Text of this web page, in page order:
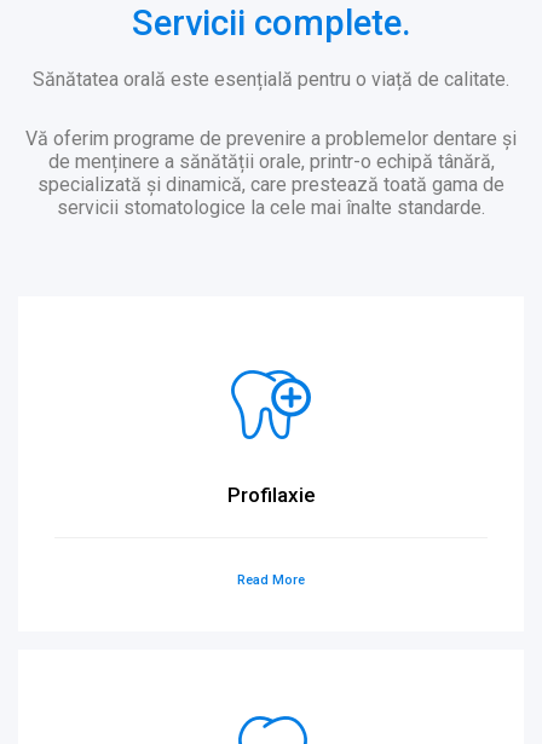
Servicii complete.
Sănătatea orală este esențială pentru o viață de calitate.
Vă oferim programe de prevenire a problemelor dentare și
de menținere a sănătății orale, printr-o echipă tânără,
specializată și dinamică, care prestează toată gama de
servicii stomatologice la cele mai înalte standarde.
Profilaxie
Read More